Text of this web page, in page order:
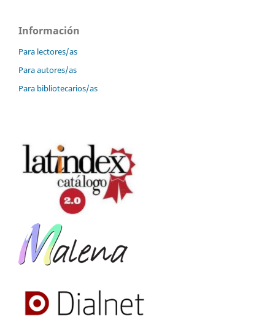
Información
Para lectores/as
Para autores/as
Para bibliotecarios/as